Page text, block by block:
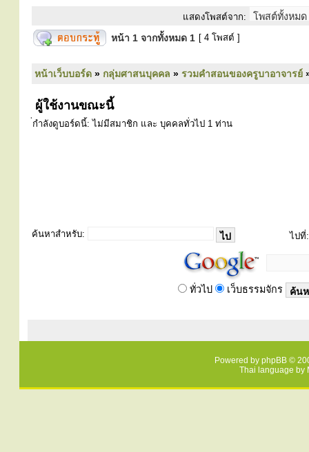
แสดงโพสต์จาก:
หน้า 1 จากทั้งหมด 1 [ 4 โพสต์ ]
หน้าเว็บบอร์ด » กลุ่มศาสนบุคคล » รวมคำสอนของครูบาอาจารย์
ผู้ใช้งานขณะนี้
่กำลังดูบอร์ดนี้: ไม่มีสมาชิก และ บุคคลทั่วไป 1 ท่าน
ค้นหาสำหรับ: ไปที่:
ทั่วไป เว็บธรรมจักร
Powered by phpBB ©
Thai language by